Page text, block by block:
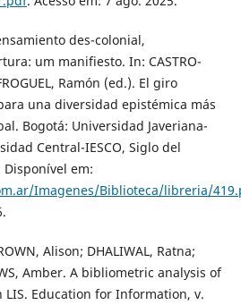
des-colonial,
um manifiesto. In: CASTRO-
Ramón (ed.). El giro
una diversidad epistémica más
Bogotá: Universidad Javeriana-
Central-IESCO, Siglo del
Disponível em:
Imagenes/Biblioteca/libreria/
Alison; DHALIWAL, Ratna;
Amber. A bibliometric analysis of
Education for Information, v.